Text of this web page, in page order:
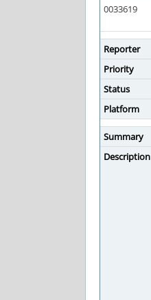
0033619
Reporter
Priority
Status
Platform
Summary
Description